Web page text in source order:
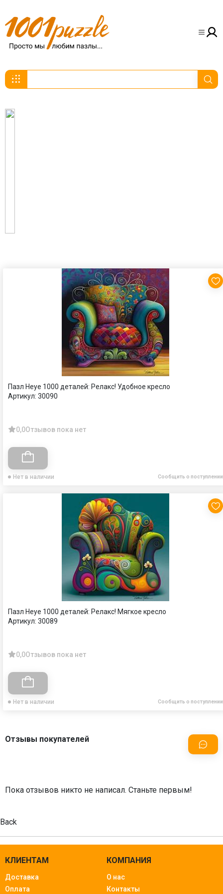
Пазл Heye 1000 деталей: Релакс! Удобное кресло
Артикул: 30090
0,0Отзывов пока нет
Нет в наличии Сообщить о поступлении
Пазл Heye 1000 деталей: Релакс! Мягкое кресло
Артикул: 30089
0,0Отзывов пока нет
Нет в наличии Сообщить о поступлении
Отзывы покупателей
Пока отзывов никто не написал. Станьте первым!
Back
КЛИЕНТАМ
Доставка
Оплата
КОМПАНИЯ
О нас
Контакты